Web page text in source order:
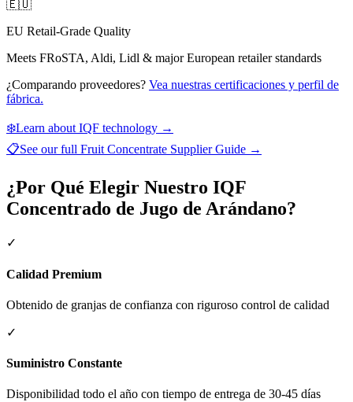
🇪🇺
EU Retail-Grade Quality
Meets FRoSTA, Aldi, Lidl & major European retailer standards
¿Comparando proveedores? Vea nuestras certificaciones y perfil de
fábrica.
❄️Learn about IQF technology →
📋See our full Fruit Concentrate Supplier Guide →
¿Por Qué Elegir Nuestro IQF
Concentrado de Jugo de Arándano?
✓
Calidad Premium
Obtenido de granjas de confianza con riguroso control de calidad
✓
Suministro Constante
Disponibilidad todo el año con tiempo de entrega de 30-45 días